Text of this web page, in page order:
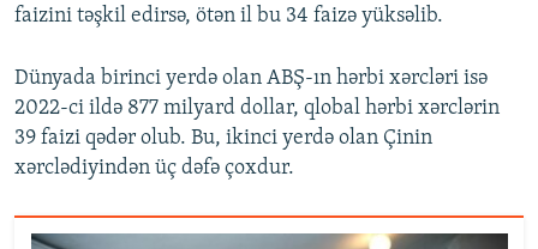
faizini təşkil edirsə, ötən il bu 34 faizə yüksəlib.
Dünyada birinci yerdə olan ABŞ-ın hərbi xərcləri isə
2022-ci ildə 877 milyard dollar, qlobal hərbi xərclərin
39 faizi qədər olub. Bu, ikinci yerdə olan Çinin
xərclədiyindən üç dəfə çoxdur.